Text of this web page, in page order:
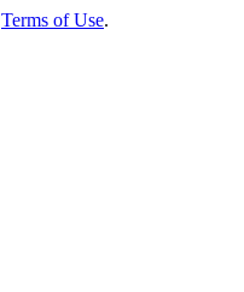
Terms of Use.